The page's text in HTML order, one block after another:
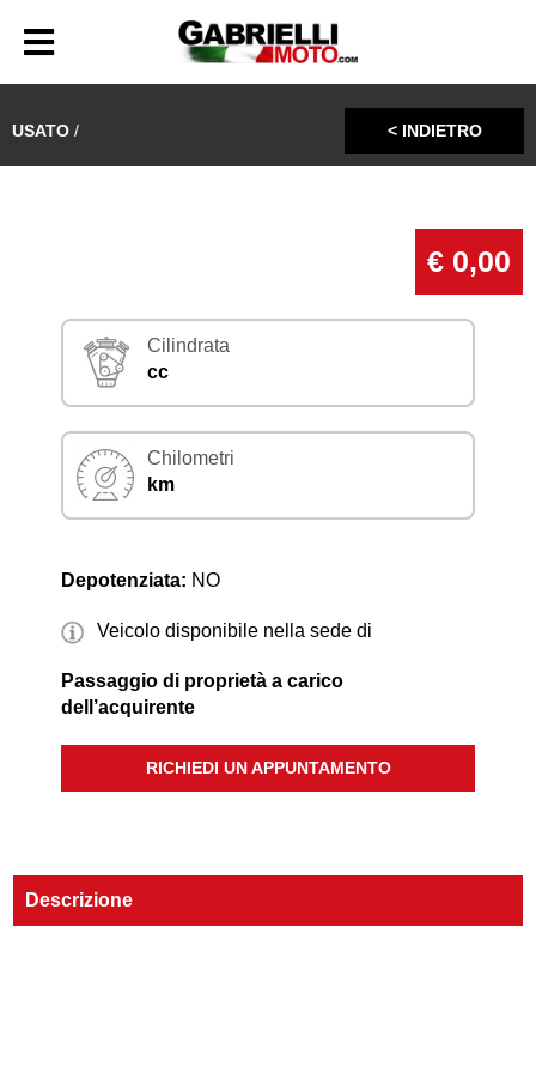
USATO / < INDIETRO
€ 0,00
Cilindrata
cc
Chilometri
km
Depotenziata: NO
Veicolo disponibile nella sede di
Passaggio di proprietà a carico
dell’acquirente
RICHIEDI UN APPUNTAMENTO
Descrizione